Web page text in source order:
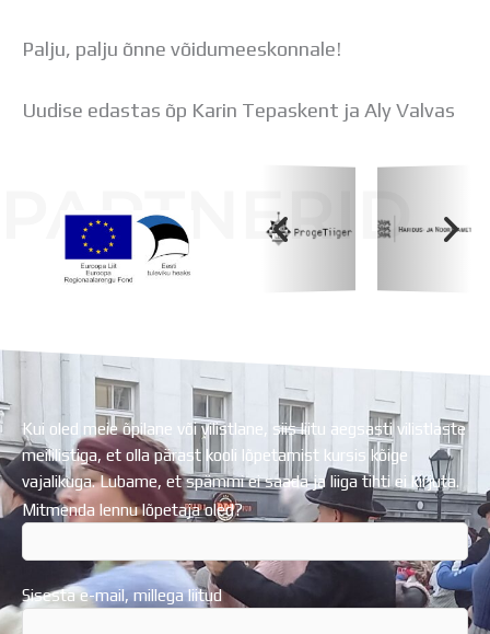
Palju, palju õnne võidumeeskonnale!
Uudise edastas õp Karin Tepaskent ja Aly Valvas
PARTNERID
Kui oled meie õpilane või vilistlane, siis liitu aegsasti vilistlaste
meililistiga, et olla pärast kooli lõpetamist kursis kõige
vajalikuga. Lubame, et spämmi ei saada ja liiga tihti ei kirjuta.
Mitmenda lennu lõpetaja oled?
Sisesta e-mail, millega liitud